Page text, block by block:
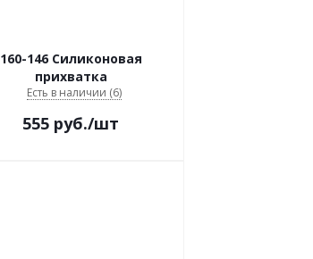
160-146 Силиконовая
прихватка
Есть в наличии (6)
555 руб./шт